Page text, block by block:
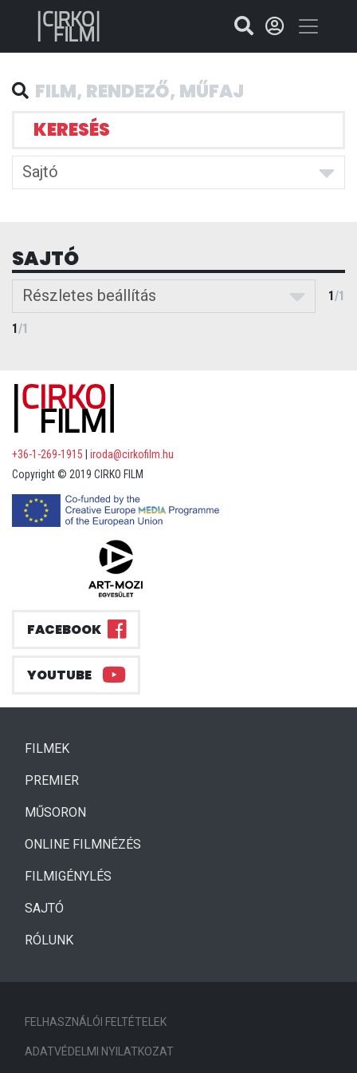
KERESÉS
Sajtó
SAJTÓ
Részletes beállítás 1/1
1/1
+36-1-269-1915
iroda@cirkofilm.hu
Copyright © 2019 CIRKO FILM
FACEBOOK
YOUTUBE
FILMEK(CURRENT)
PREMIER
MŰSORON
ONLINE FILMNÉZÉS
FILMIGÉNYLÉS
SAJTÓ
RÓLUNK
FELHASZNÁLÓI FELTÉTELEK
ADATVÉDELMI NYILATKOZAT